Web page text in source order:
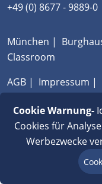
+49 (0) 8677 - 9889-
München |
Classroom
AGB | Impressum |
Cookie Warnung-
Cookies für
Werbezwecke